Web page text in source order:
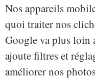
Nos appareils
quoi traiter nos
Google va plus loin
ajoute filtres et
améliorer nos